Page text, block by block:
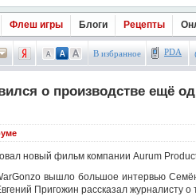
Флеш игры Блоги Рецепты
В избранное PDA
о производстве ещё
новый фильм компании Aurum
вышло большое интервью
Пригожин рассказал журналисту о